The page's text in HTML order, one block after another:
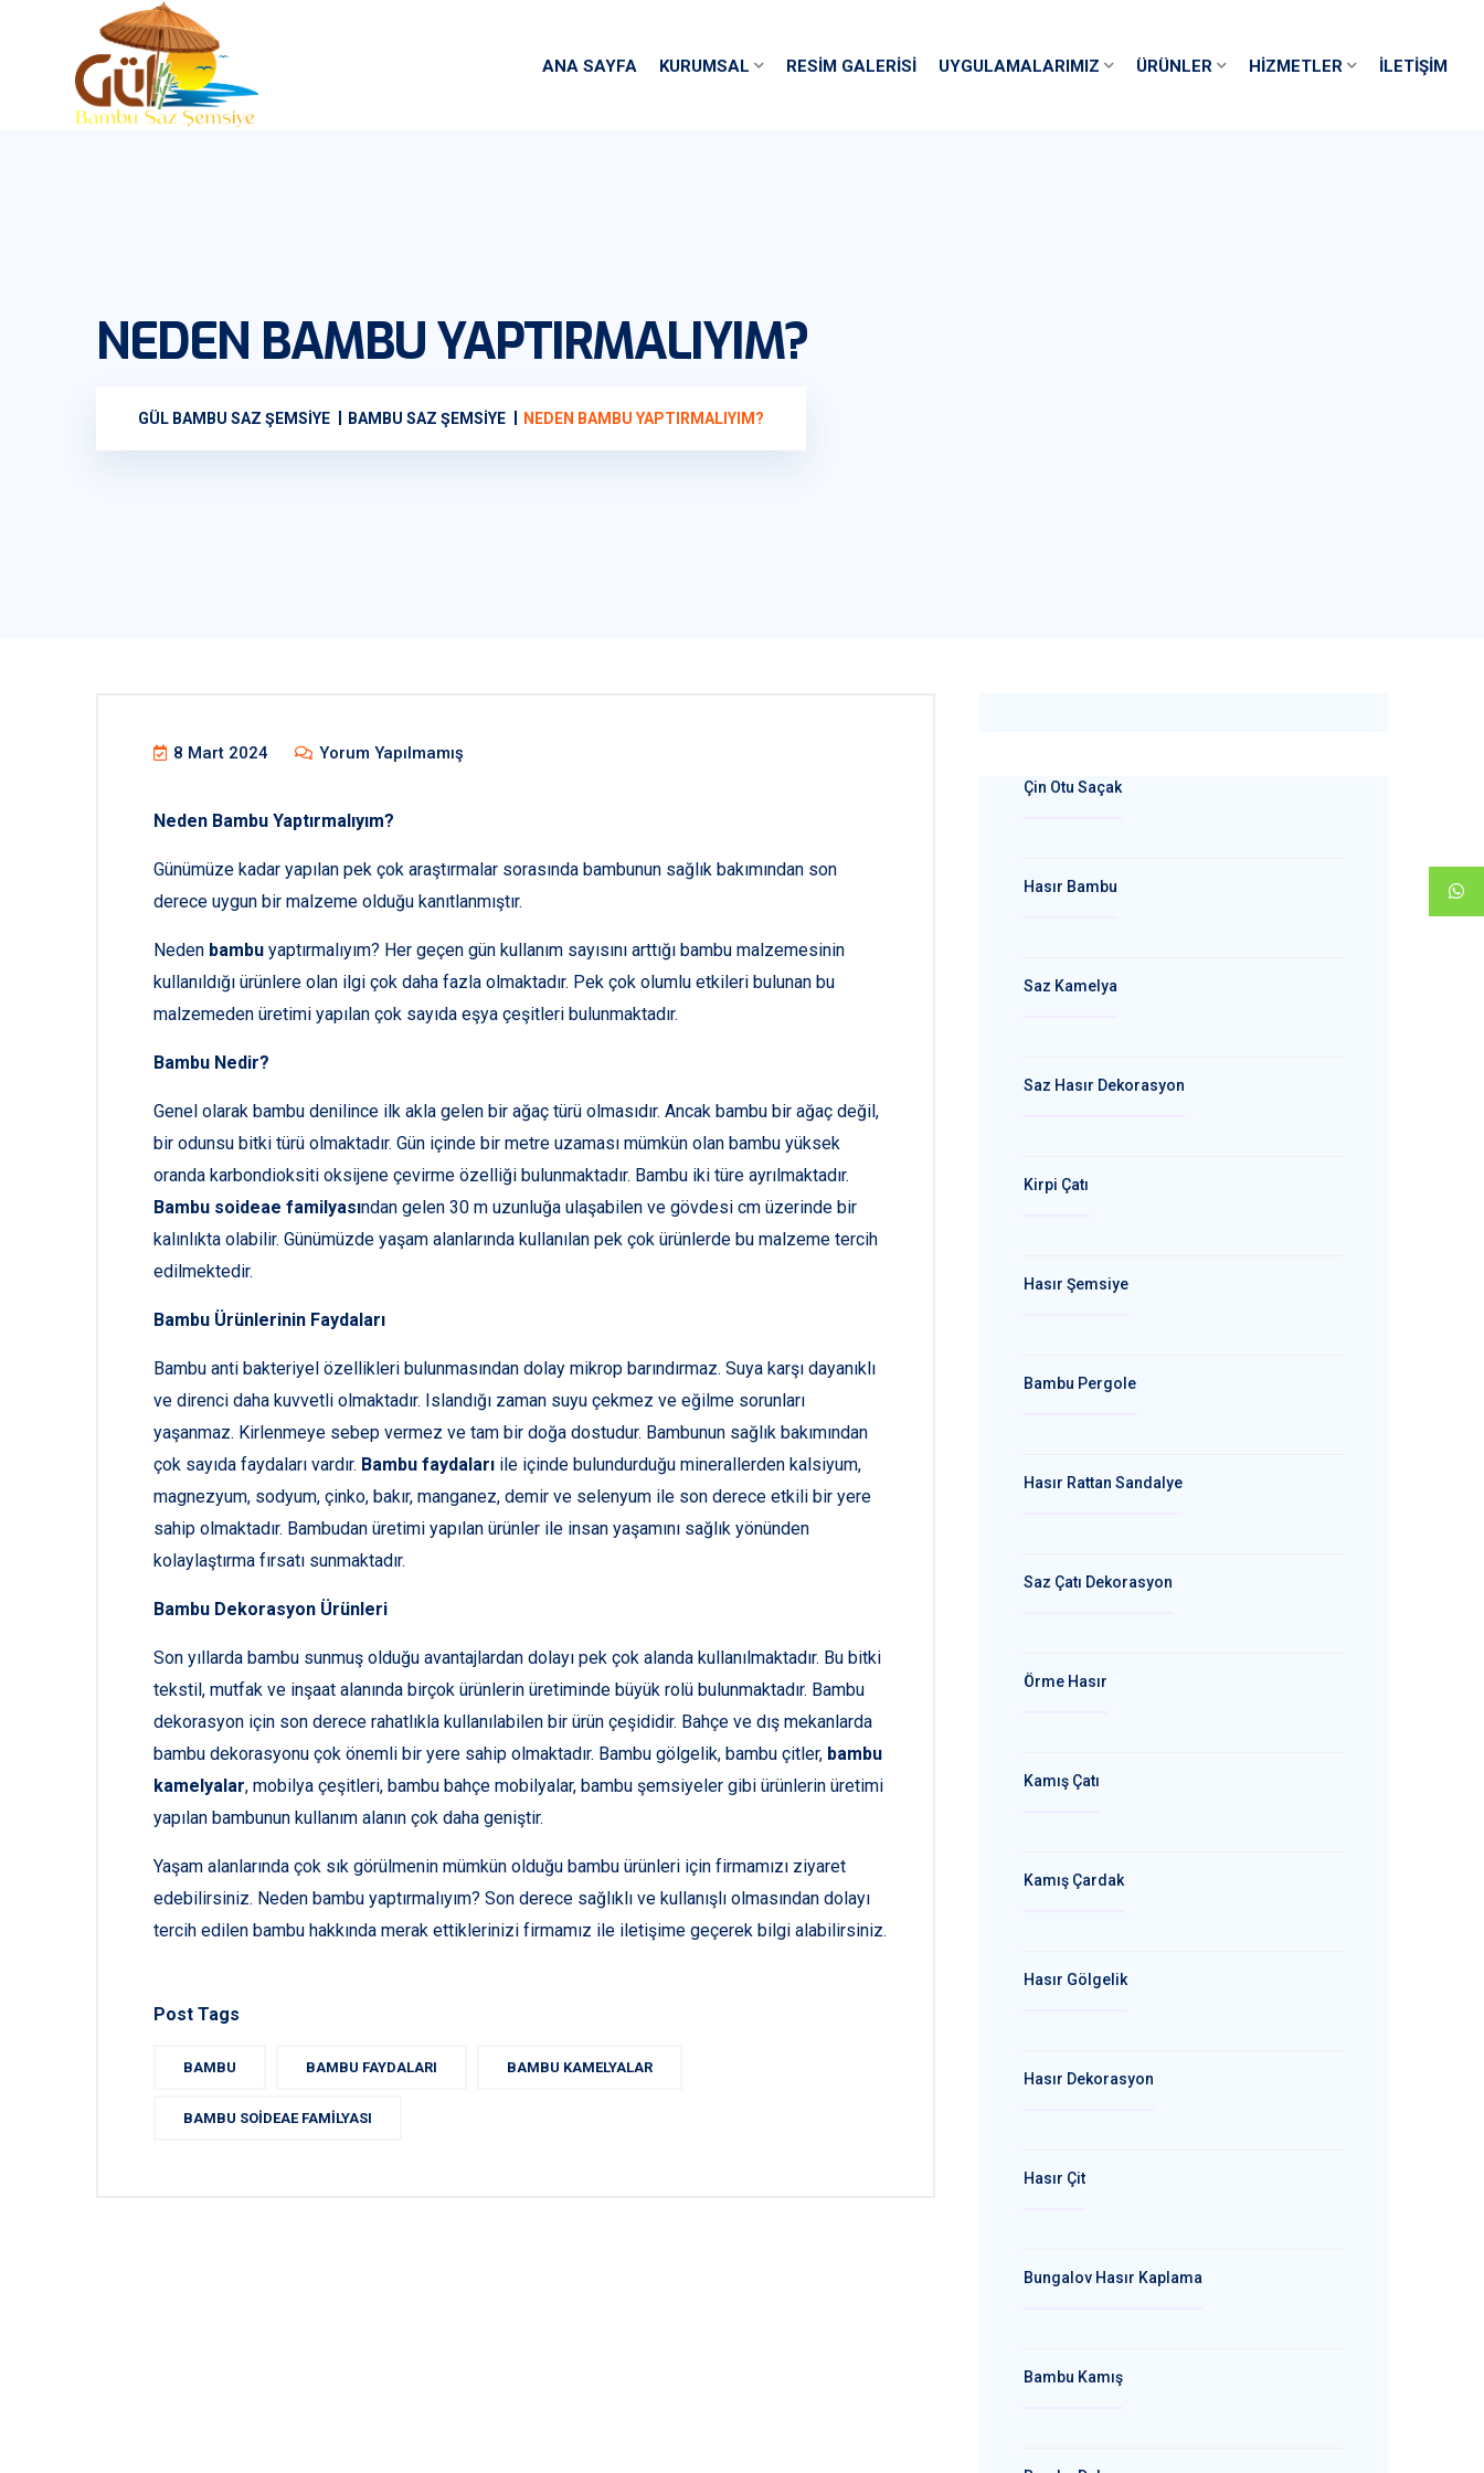
ANA SAYFA KURUMSAL RESIM GALERISI UYGULAMALARIMIZ ÜRÜNLER HIZMETLER İLETIŞIM
NEDEN BAMBU YAPTIRMALIYIM?
GÜL BAMBU SAZ ŞEMSIYE BAMBU SAZ ŞEMSIYE NEDEN BAMBU YAPTIRMALIYIM?
8 Mart 2024 Yorum Yapılmamış
Neden Bambu Yaptırmalıyım?
Günümüze kadar yapılan pek çok araştırmalar sorasında bambunun sağlık bakımından son
derece uygun bir malzeme olduğu kanıtlanmıştır.
Neden bambu yaptırmalıyım? Her geçen gün kullanım sayısını arttığı bambu malzemesinin
kullanıldığı ürünlere olan ilgi çok daha fazla olmaktadır. Pek çok olumlu etkileri bulunan bu
malzemeden üretimi yapılan çok sayıda eşya çeşitleri bulunmaktadır.
Bambu Nedir?
Genel olarak bambu denilince ilk akla gelen bir ağaç türü olmasıdır. Ancak bambu bir ağaç değil,
bir odunsu bitki türü olmaktadır. Gün içinde bir metre uzaması mümkün olan bambu yüksek
oranda karbondioksiti oksijene çevirme özelliği bulunmaktadır. Bambu iki türe ayrılmaktadır.
Bambu soideae familyasından gelen 30 m uzunluğa ulaşabilen ve gövdesi cm üzerinde bir
kalınlıkta olabilir. Günümüzde yaşam alanlarında kullanılan pek çok ürünlerde bu malzeme tercih
edilmektedir.
Bambu Ürünlerinin Faydaları
Bambu anti bakteriyel özellikleri bulunmasından dolay mikrop barındırmaz. Suya karşı dayanıklı
ve direnci daha kuvvetli olmaktadır. Islandığı zaman suyu çekmez ve eğilme sorunları
yaşanmaz. Kirlenmeye sebep vermez ve tam bir doğa dostudur. Bambunun sağlık bakımından
çok sayıda faydaları vardır. Bambu faydaları ile içinde bulundurduğu minerallerden kalsiyum,
magnezyum, sodyum, çinko, bakır, manganez, demir ve selenyum ile son derece etkili bir yere
sahip olmaktadır. Bambudan üretimi yapılan ürünler ile insan yaşamını sağlık yönünden
kolaylaştırma fırsatı sunmaktadır.
Bambu Dekorasyon Ürünleri
Son yıllarda bambu sunmuş olduğu avantajlardan dolayı pek çok alanda kullanılmaktadır. Bu bitki
tekstil, mutfak ve inşaat alanında birçok ürünlerin üretiminde büyük rolü bulunmaktadır. Bambu
dekorasyon için son derece rahatlıkla kullanılabilen bir ürün çeşididir. Bahçe ve dış mekanlarda
bambu dekorasyonu çok önemli bir yere sahip olmaktadır. Bambu gölgelik, bambu çitler, bambu
kamelyalar, mobilya çeşitleri, bambu bahçe mobilyalar, bambu şemsiyeler gibi ürünlerin üretimi
yapılan bambunun kullanım alanın çok daha geniştir.
Yaşam alanlarında çok sık görülmenin mümkün olduğu bambu ürünleri için firmamızı ziyaret
edebilirsiniz. Neden bambu yaptırmalıyım? Son derece sağlıklı ve kullanışlı olmasından dolayı
tercih edilen bambu hakkında merak ettiklerinizi firmamız ile iletişime geçerek bilgi alabilirsiniz.
Post Tags
BAMBU BAMBU FAYDALARI BAMBU KAMELYALAR
BAMBU SOIDEAE FAMILYASI
Çin Otu Saçak
Hasır Bambu
Saz Kamelya
Saz Hasır Dekorasyon
Kirpi Çatı
Hasır Şemsiye
Bambu Pergole
Hasır Rattan Sandalye
Saz Çatı Dekorasyon
Örme Hasır
Kamış Çatı
Kamış Çardak
Hasır Gölgelik
Hasır Dekorasyon
Hasır Çit
Bungalov Hasır Kaplama
Bambu Kamış